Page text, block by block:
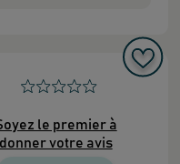
le premier à
donner votre avis